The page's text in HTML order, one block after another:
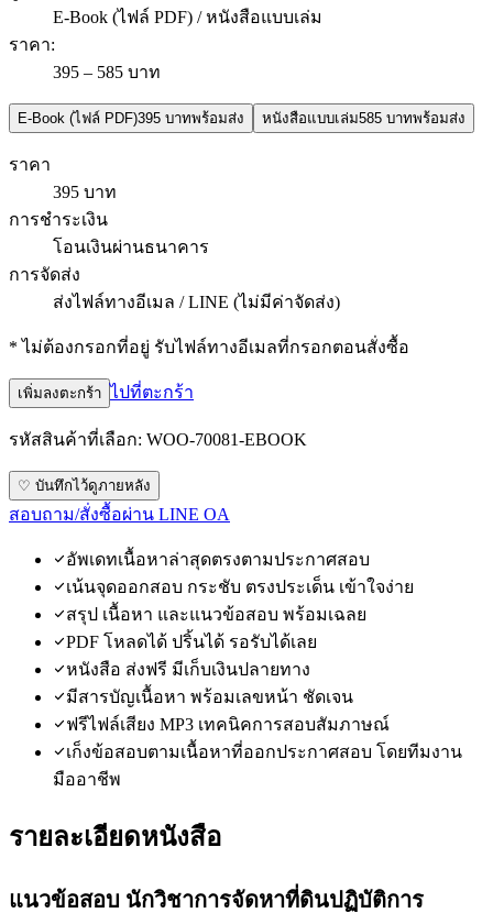
E-Book (ไฟล์ PDF) / หนังสือแบบเล่ม
ราคา:
395 – 585 บาท
E-Book (ไฟล์ PDF)395 บาทพร้อมส่ง หนังสือแบบเล่ม585 บาทพร้อมส่ง
ราคา
395 บาท
การชำระเงิน
โอนเงินผ่านธนาคาร
การจัดส่ง
ส่งไฟล์ทางอีเมล / LINE (ไม่มีค่าจัดส่ง)
* ไม่ต้องกรอกที่อยู่ รับไฟล์ทางอีเมลที่กรอกตอนสั่งซื้อ
เพิ่มลงตะกร้า ไปที่ตะกร้า
รหัสสินค้าที่เลือก: WOO-70081-EBOOK
♡ บันทึกไว้ดูภายหลัง
สอบถาม/สั่งซื้อผ่าน LINE OA
อัพเดทเนื้อหาล่าสุดตรงตามประกาศสอบ
เน้นจุดออกสอบ กระชับ ตรงประเด็น เข้าใจง่าย
สรุป เนื้อหา และแนวข้อสอบ พร้อมเฉลย
PDF โหลดได้ ปริ้นได้ รอรับได้เลย
หนังสือ ส่งฟรี มีเก็บเงินปลายทาง
มีสารบัญเนื้อหา พร้อมเลขหน้า ชัดเจน
ฟรีไฟล์เสียง MP3 เทคนิคการสอบสัมภาษณ์
เก็งข้อสอบตามเนื้อหาที่ออกประกาศสอบ โดยทีมงาน
มืออาชีพ
รายละเอียดหนังสือ
แนวข้อสอบ นักวิชาการจัดหาที่ดินปฏิบัติการ